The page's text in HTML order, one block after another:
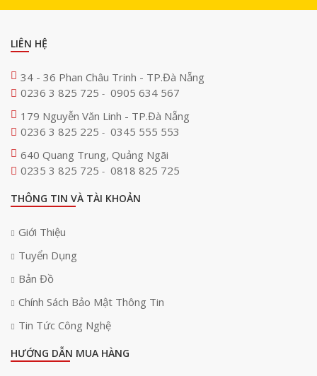
LIÊN HỆ
34 - 36 Phan Châu Trinh - TP.Đà Nẵng
0236 3 825 725 - 0905 634 567
179 Nguyễn Văn Linh - TP.Đà Nẵng
0236 3 825 225 - 0345 555 553
640 Quang Trung, Quảng Ngãi
0235 3 825 725 - 0818 825 725
THÔNG TIN VÀ TÀI KHOẢN
Giới Thiệu
Tuyển Dụng
Bản Đồ
Chính Sách Bảo Mật Thông Tin
Tin Tức Công Nghệ
HƯỚNG DẪN MUA HÀNG